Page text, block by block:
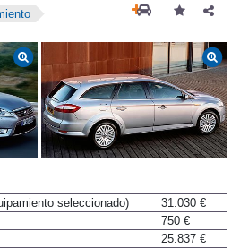
seleccionado)
31.030 €
750 €
25.837 €